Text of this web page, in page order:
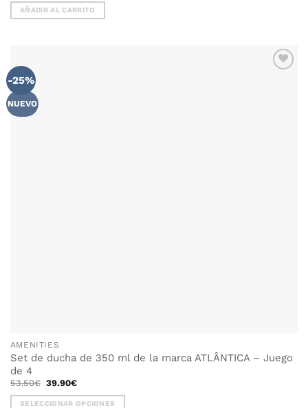
original
era:
53.50€.
actual
es:
39.90€.
AÑADIR AL CARRITO
-25%
NUEVO
AMENITIES
Set de ducha de 350 ml de la marca ATLÂNTICA – Juego
de 4
53.50€ El
original
39.90€El
actual
SELECCIONAR OPCIONES